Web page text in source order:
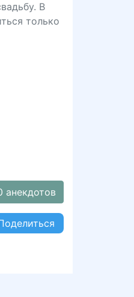
В
только
анекдотов